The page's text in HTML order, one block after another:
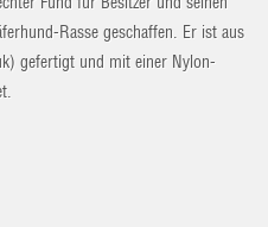
Rasse geschaffen. Er ist aus
gefertigt und mit einer Nylon-